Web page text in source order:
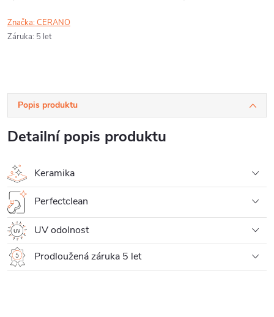
Značka:CERANO
Záruka: 5 let
Popis produktu
Detailní popis produktu
Keramika
Perfectclean
UV odolnost
Prodloužená záruka 5 let